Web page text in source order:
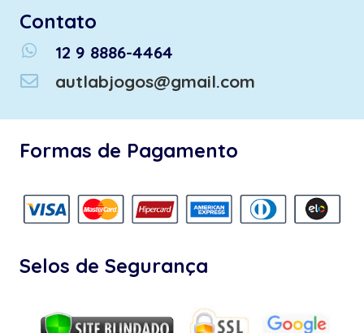
Contato
whatsapp
12 9 8886-4464
autlabjogos@gmail.com
Formas de Pagamento
Selos de Segurança